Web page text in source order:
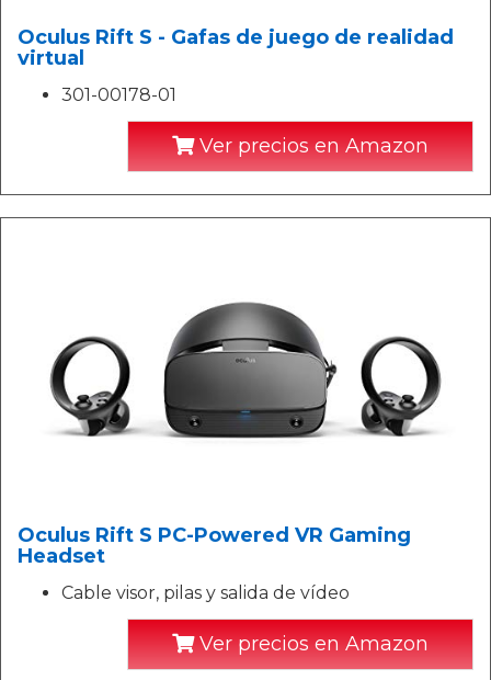
Oculus Rift S - Gafas de juego de realidad
virtual
301-00178-01
Ver precios en Amazon
Oculus Rift S PC-Powered VR Gaming
Headset
Cable visor, pilas y salida de vídeo
Ver precios en Amazon